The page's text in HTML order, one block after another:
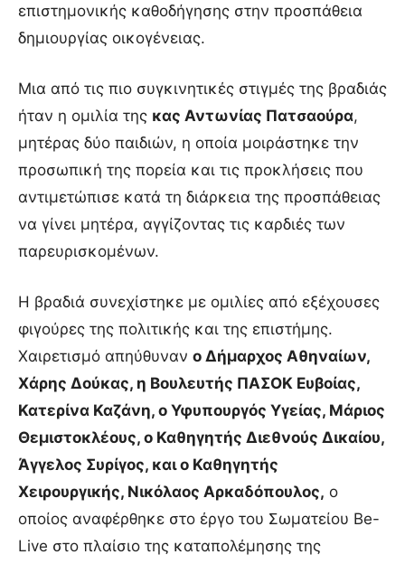
επιστημονικής καθοδήγησης στην προσπάθεια
δημιουργίας οικογένειας.
Μια από τις πιο συγκινητικές στιγμές της βραδιάς
ήταν η ομιλία της κας Αντωνίας Πατσαούρα,
μητέρας δύο παιδιών, η οποία μοιράστηκε την
προσωπική της πορεία και τις προκλήσεις που
αντιμετώπισε κατά τη διάρκεια της προσπάθειας
να γίνει μητέρα, αγγίζοντας τις καρδιές των
παρευρισκομένων.
Η βραδιά συνεχίστηκε με ομιλίες από εξέχουσες
φιγούρες της πολιτικής και της επιστήμης.
Χαιρετισμό απηύθυναν ο Δήμαρχος Αθηναίων,
Χάρης Δούκας, η Βουλευτής ΠΑΣΟΚ Ευβοίας,
Κατερίνα Καζάνη, ο Υφυπουργός Υγείας, Μάριος
Θεμιστοκλέους, ο Καθηγητής Διεθνούς Δικαίου,
Άγγελος Συρίγος, και ο Καθηγητής
Χειρουργικής, Νικόλαος Αρκαδόπουλος, ο
οποίος αναφέρθηκε στο έργο του Σωματείου Be-
Live στο πλαίσιο της καταπολέμησης της